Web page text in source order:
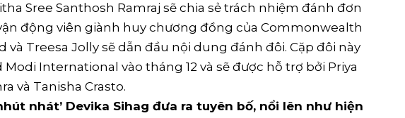
Sree Santhosh Ramraj sẽ chia sẻ trách nhiệm đánh đơn
động viên giành huy chương đồng của Commonwealth
và Treesa Jolly sẽ dẫn đầu nội dung đánh đôi. Cặp đôi này
Modi International vào tháng 12 và sẽ được hỗ trợ bởi Priya
và Tanisha Crasto.
nhát’ Devika Sihag đưa ra tuyên bố, nổi lên như hiện